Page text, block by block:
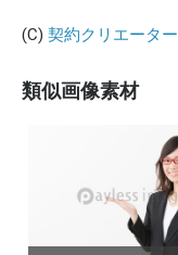
(C) 契約クリエーター
類似画像素材